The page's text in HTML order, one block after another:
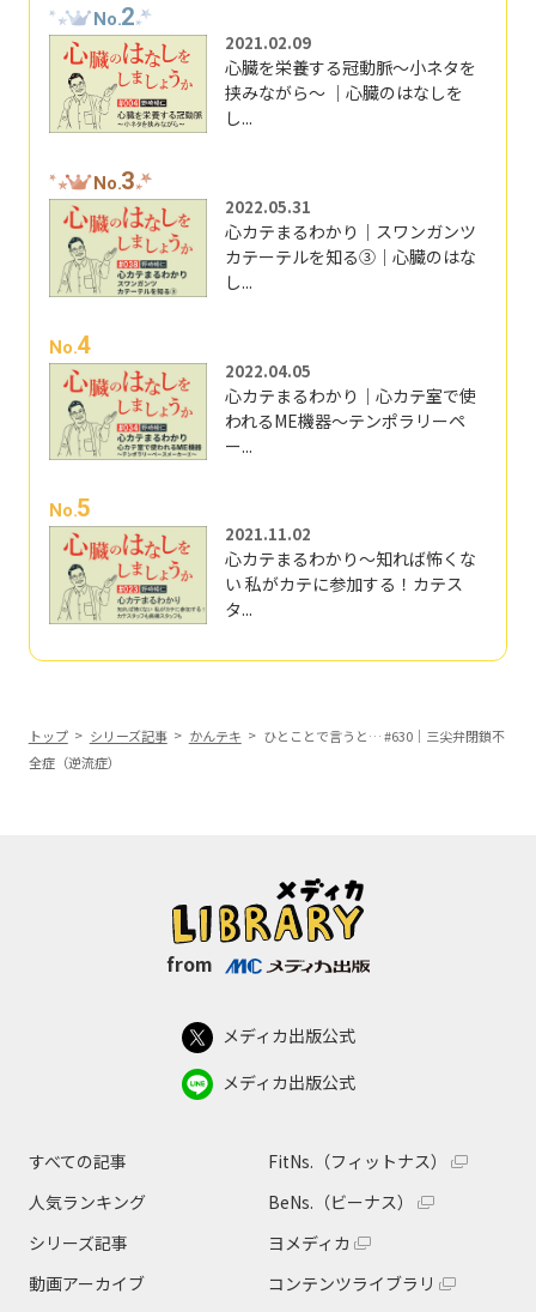
No.2
2021.02.09
心臓を栄養する冠動脈～小ネタを
挟みながら～ ｜心臓のはなしを
し...
No.3
2022.05.31
心カテまるわかり｜スワンガンツ
カテーテルを知る③｜心臓のはな
し...
No.4
2022.04.05
心カテまるわかり｜心カテ室で使
われるME機器～テンポラリーペ
ー...
No.5
2021.11.02
心カテまるわかり～知れば怖くな
い 私がカテに参加する！カテス
タ...
トップ シリーズ記事 かんテキ
ひとことで言うと… #630｜三尖弁閉鎖不
全症（逆流症）
from
メディカ出版公式
メディカ出版公式
すべての記事
人気ランキング
シリーズ記事
動画アーカイブ
FitNs.（フィットナス）
BeNs.（ビーナス）
ヨメディカ
コンテンツライブラリ